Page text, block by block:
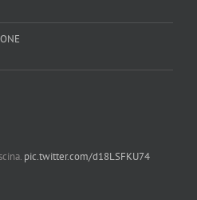
pic.twitter.com/d18LSFKU74